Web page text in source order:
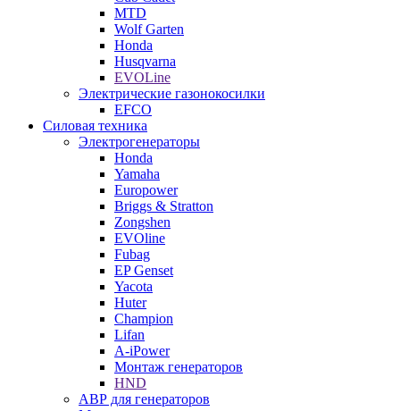
MTD
Wolf Garten
Honda
Husqvarna
EVOLine
Электрические газонокосилки
EFCO
Силовая техника
Электрогенераторы
Honda
Yamaha
Europower
Briggs & Stratton
Zongshen
EVOline
Fubag
EP Genset
Yacota
Huter
Champion
Lifan
A-iPower
Монтаж генераторов
HND
АВР для генераторов